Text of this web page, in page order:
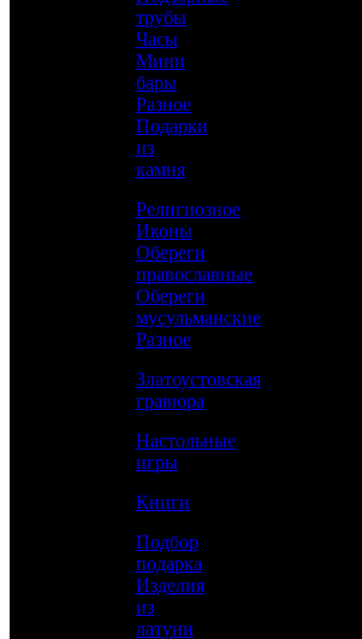
Сравнить товар
Рассчитать доставку СДЭК
РАССЧИТАТЬ
Художественное литье, Полировка,
Никелирование, Золочение, Обработка
трубы
Часы
Мини
бары
Разное
Подарки
из
камня
Религиозное
Иконы
Обереги
православные
Обереги
мусульманские
Разное
Златоустовская
гравюра
Настольные
игры
Книги
Подбор
подарка
Изделия
из
латуни